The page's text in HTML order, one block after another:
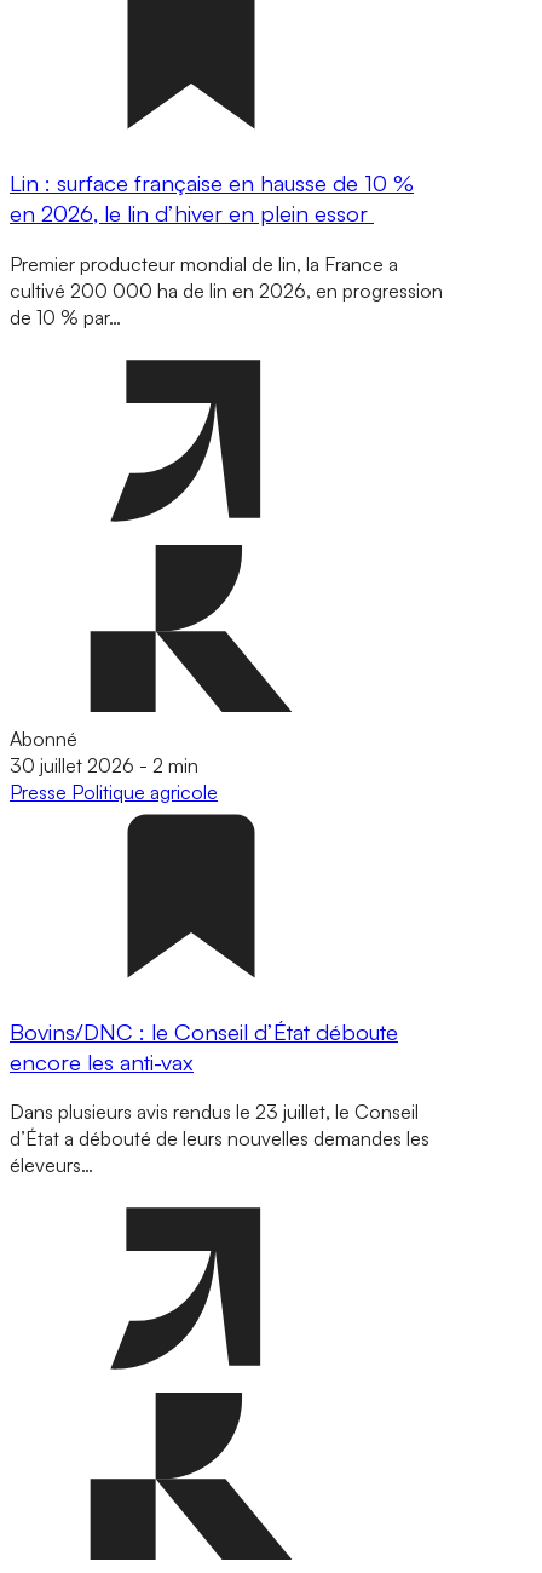
Lin : surface française en hausse de 10 %
en 2026, le lin d’hiver en plein essor
Premier producteur mondial de lin, la France a
cultivé 200 000 ha de lin en 2026, en progression
de 10 % par…
Abonné
30 juillet 2026 - 2 min
Presse Politique agricole
Bovins/DNC : le Conseil d’État déboute
encore les anti-vax
Dans plusieurs avis rendus le 23 juillet, le Conseil
d’État a débouté de leurs nouvelles demandes les
éleveurs…